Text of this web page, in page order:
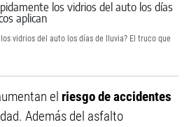
vidrios del auto los días de lluvia? El truco que
el riesgo de accidentes
Además del asfalto